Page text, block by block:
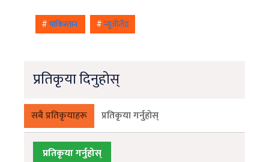
#पाकिस्तान #न्यूजीलैंड
प्रतिकृया दिनुहोस्
सबै प्रतिकृयाहरू प्रतिकृया गर्नुहोस्
प्रतिकृया गर्नुहोस्